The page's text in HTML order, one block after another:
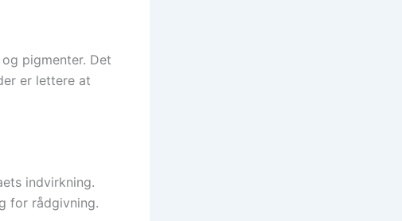
pigmenter. Det
er lettere at
indvirkning.
for rådgivning.